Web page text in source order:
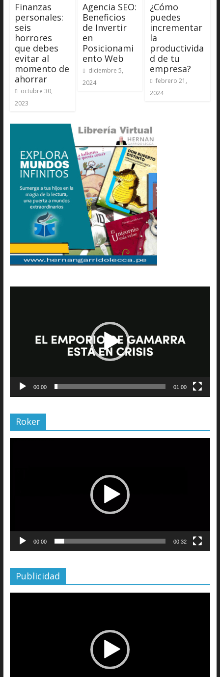
Finanzas
personales:
seis
horrores
que debes
evitar al
momento de
ahorrar
octubre 30,
2023
Agencia SEO:
Beneficios
de Invertir
en
Posicionami
ento Web
diciembre 5,
2024
¿Cómo
puedes
incrementar
la
productivida
d de tu
empresa?
febrero 21,
2024
00:00 01:00
Roker
00:00 00:32
Publicidad